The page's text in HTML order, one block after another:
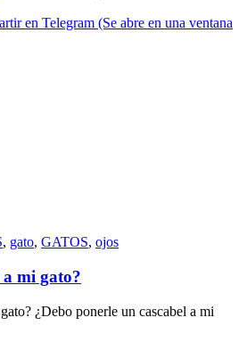
en Telegram (Se abre en una ventana
, gato, GATOS, ojos
a mi gato?
¿Debo ponerle un cascabel a mi